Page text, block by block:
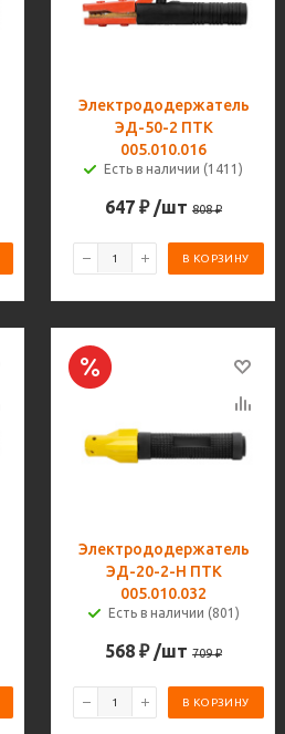
Электрододержатель
ЭД-50-2 ПТК
005.010.016
Есть в наличии (1411)
647 ₽ /шт 808₽
В КОРЗИНУ
Электрододержатель
ЭД-20-2-H ПТК
005.010.032
Есть в наличии (801)
568 ₽ /шт 709₽
В КОРЗИНУ